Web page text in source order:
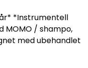
*Instrumentell
/ shampo,
med ubehandlet